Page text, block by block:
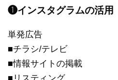
❶インスタグラムの活用
単発広告
■チラシ/テレビ
■情報サイトの掲載
■リスティング